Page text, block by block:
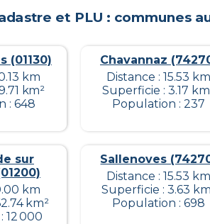
et PLU : communes
(01130)
km
km²
: 648
Chavannaz
Distance : 15.53 km
Superficie : 3.17
Population : 237
sur
km
km²
12 000
Sallenoves
Distance : 15.53 km
Superficie : 3.63
Population : 698